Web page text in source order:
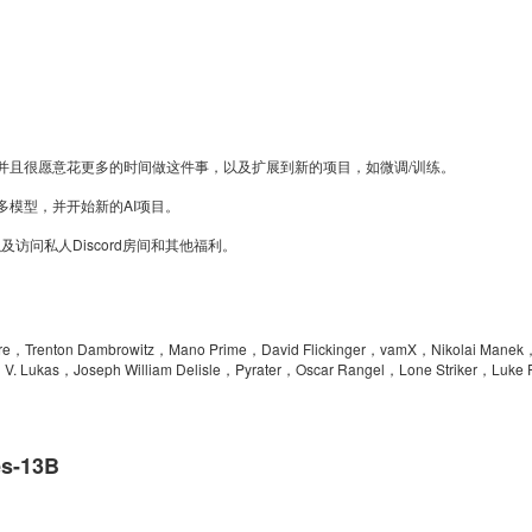
很愿意花更多的时间做这件事，以及扩展到新的项目，如微调/训练。
型，并开始新的AI项目。
访问私人Discord房间和其他福利。
Trenton Dambrowitz，Mano Prime，David Flickinger，vamX，Nikolai Manek
Lukas，Joseph William Delisle，Pyrater，Oscar Rangel，Lone Striker，Luke
13B